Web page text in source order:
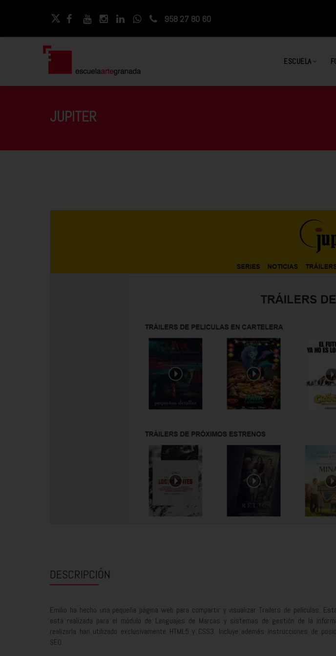
958 27 80 60
ESCUELA
JUPITER
DESCRIPCIÓN
Emilio ha hecho una pequeña página web para compartir y visualizar Trailers de películas.
está realizada para el módulo de Lenguajes de Marcas y sistemas de gestión de la
realizarla han utilizado exclusivamente HTML5 y CSS3. Incluye además instrucciones de
SEO.